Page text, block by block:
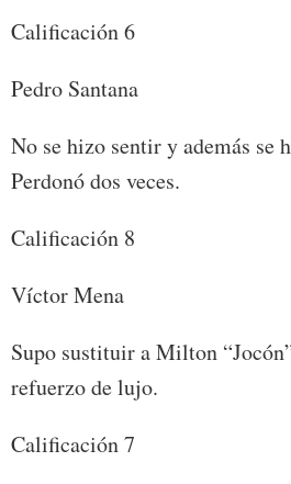
Calificación 6
Pedro Santana
No se hizo sentir y además se
Perdonó dos veces.
Calificación 8
Víctor Mena
Supo sustituir a Milton
refuerzo de lujo.
Calificación 7